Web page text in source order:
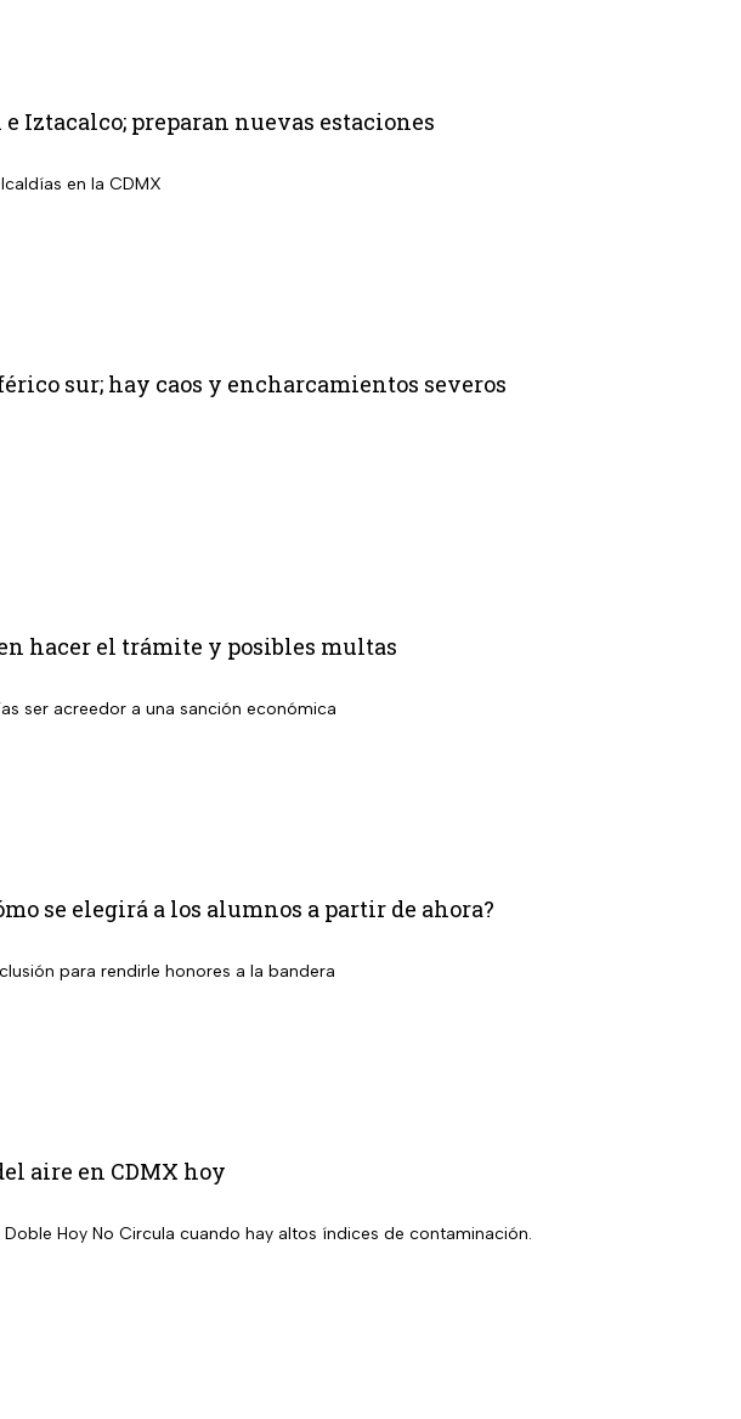
Iztacalco; preparan nuevas estaciones
en la CDMX
sur; hay caos y encharcamientos severos
hacer el trámite y posibles multas
ser acreedor a una sanción económica
se elegirá a los alumnos a partir de ahora?
para rendirle honores a la bandera
aire en CDMX hoy
Hoy No Circula cuando hay altos índices de contaminación.